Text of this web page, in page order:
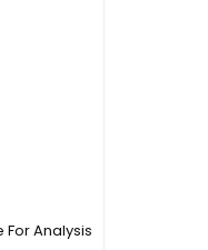
For Analysis